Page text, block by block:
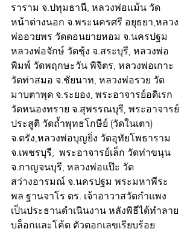
ราราม จ.ปทุมธานี, หลวงพ่อแม้น วัด
หน้าต่างนอก จ.พระนครศรี อยุธยา,หลวง
พ่ออวยพร วัดดอนยายหอม จ.นครปฐม
หลวงพ่อจักษ์ วัดชุ้ง จ.สระบุรี, หลวงพ่อ
พิมพ์ วัดพฤกษะวัน พิจิตร, หลวงพ่อเกาะ
วัดท่าสมอ จ.ชัยนาท, หลวงพ่อรวย วัด
มาบตาพุด จ.ระยอง, พระอาจารย์อดิเรก
วัดหนองทราย จ.สุพรรณบุรี, พระอาจารย์
ประสูติ วัดถ้ำพุทธโกษีย์ (วัดในเตา)
จ.ตรัง,หลวงพ่อบุญยิ่ง วัดอุทัยโพธาราม
จ.เพชรบุรี,  พระอาจารย์เล็ก วัดท่าขนุน
จ.กาญจนบุรี, หลวงพ่อแป๊ะ วัด
สว่างอารมณ์ จ.นครปฐม พระมหาพีระ
พล ฐานจาโร ดร. เจ้าอาวาสวัดกำแพง
เป็นประธานดำเนินงาน หลังพิธีได้ทำลาย
บล็อกและโค้ด ตัวตอกเลขเรียบร้อย